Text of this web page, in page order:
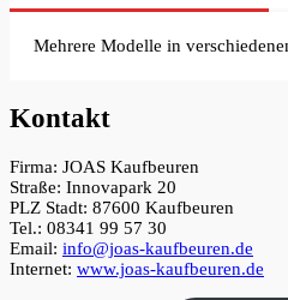
Mehrere Modelle in
Kontakt
Firma: JOAS Kaufbeuren
Straße: Innovapark 20
PLZ Stadt: 87600 Kaufbeuren
Tel.: 08341 99 57 30
Email: info@joas-kaufbeuren.de
Internet: www.joas-kaufbeuren.de